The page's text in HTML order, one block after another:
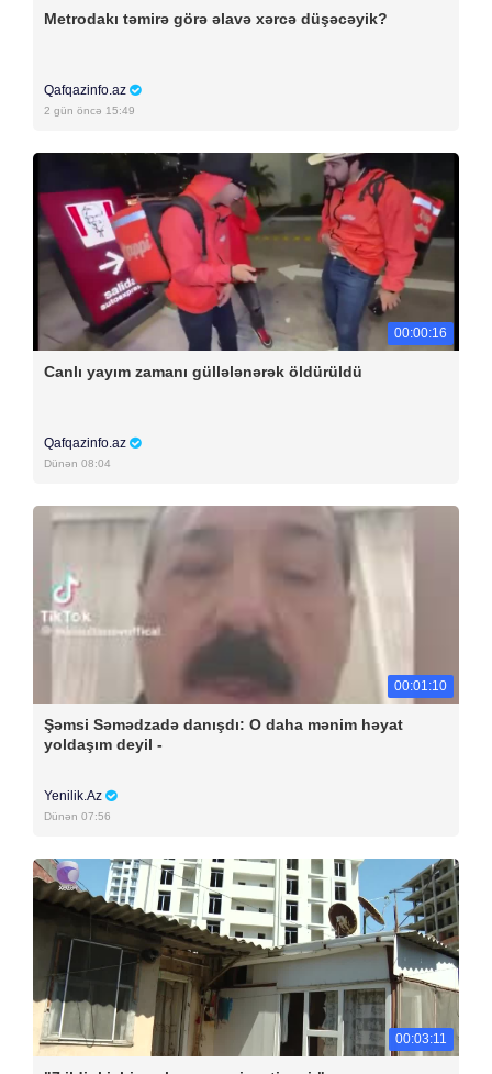
Metrodakı təmirə görə əlavə xərcə düşəcəyik?
Qafqazinfo.az
2 gün öncə 15:49
00:00:16
Canlı yayım zamanı güllələnərək öldürüldü
Qafqazinfo.az
Dünən 08:04
00:01:10
Şəmsi Səmədzadə danışdı: O daha mənim həyat
yoldaşım deyil -
Yenilik.Az
Dünən 07:56
00:03:11